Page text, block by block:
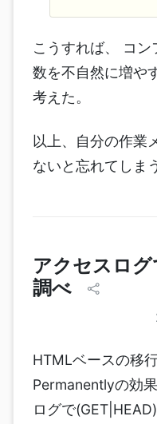
こうすれば、 コ
数を不自然に増や
考えた。
以上、自分の作業
ないと忘れてしま
アクセスロ
調べ
HTMLベースの移
Permanentlyの効
ログで